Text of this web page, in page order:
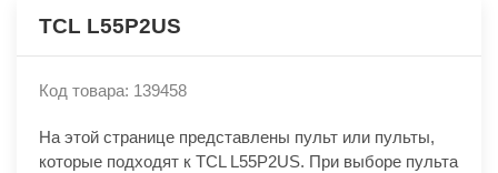
TCL L55P2US
Код товара: 139458
На этой странице представлены пульт или пульты,
которые подходят к TCL L55P2US. При выборе пульта